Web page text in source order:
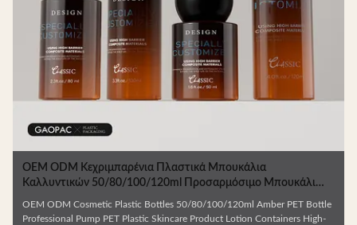
OEM ODM Κεχριμπαρένια Πλαστικά Μπουκάλια
Καλλυντικών 50/80/100/120ml Προσαρμόσιμο Μπουκάλι
PET για Συσκευασία Περιποίησης Δέρματος
OEM ODM Cosmetic Plastic Bottles 50/80/100/120ml Amber PET Bottle
Professional Pump PET Plastic Skincare Product Lotion Containers High-